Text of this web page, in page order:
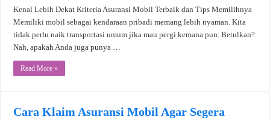
Kenal Lebih Dekat Kriteria Asuransi Mobil Terbaik dan Tips Memilihnya
Memiliki mobil sebagai kendaraan pribadi memang lebih nyaman. Kita
tidak perlu naik transportasi umum jika mau pergi kemana pun. Betulkan?
Nah, apakah Anda juga punya …
Read More »
Cara Klaim Asuransi Mobil Agar Segera